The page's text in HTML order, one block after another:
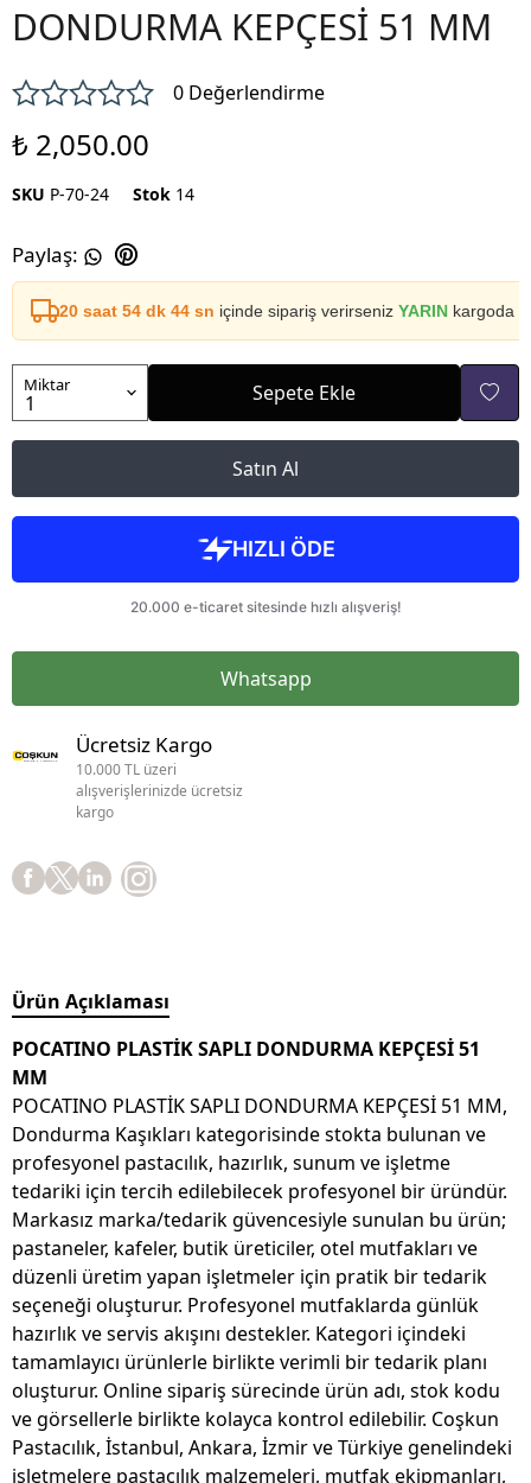
DONDURMA KEPÇESİ 51 MM
0 Değerlendirme
₺ 2,050.00
SKU P-70-24 Stok 14
Paylaş:
20 saat 54 dk 44 sn içinde sipariş verirseniz YARIN kargoda
Miktar Sepete Ekle
Satın Al
Whatsapp
Ücretsiz Kargo
10.000 TL üzeri
alışverişlerinizde ücretsiz
kargo
Ürün Açıklaması
POCATINO PLASTİK SAPLI DONDURMA KEPÇESİ 51
MM
POCATINO PLASTİK SAPLI DONDURMA KEPÇESİ 51 MM,
Dondurma Kaşıkları kategorisinde stokta bulunan ve
profesyonel pastacılık, hazırlık, sunum ve işletme
tedariki için tercih edilebilecek profesyonel bir üründür.
Markasız marka/tedarik güvencesiyle sunulan bu ürün;
pastaneler, kafeler, butik üreticiler, otel mutfakları ve
düzenli üretim yapan işletmeler için pratik bir tedarik
seçeneği oluşturur. Profesyonel mutfaklarda günlük
hazırlık ve servis akışını destekler. Kategori içindeki
tamamlayıcı ürünlerle birlikte verimli bir tedarik planı
oluşturur. Online sipariş sürecinde ürün adı, stok kodu
ve görsellerle birlikte kolayca kontrol edilebilir. Coşkun
Pastacılık, İstanbul, Ankara, İzmir ve Türkiye genelindeki
işletmelere pastacılık malzemeleri, mutfak ekipmanları,